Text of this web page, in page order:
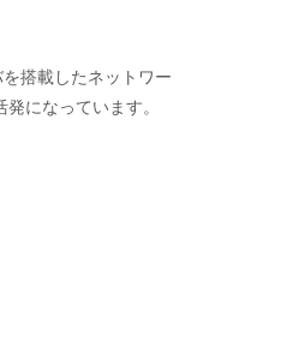
搭載したネットワー
になっています。